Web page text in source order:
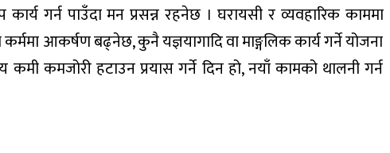
गर्न पाउँदा मन प्रसन्न रहनेछ । घरायसी र व्यवहारिक काममा
आकर्षण बढ्नेछ, कुनै यज्ञयागादि वा माङ्गलिक कार्य गर्ने योजना
कमजोरी हटाउन प्रयास गर्ने दिन हो, नयाँ कामको थालनी गर्न